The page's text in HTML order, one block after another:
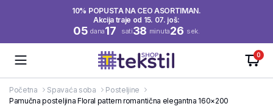
10% POPUSTA NA CEO ASORTIMAN.
Akcija traje od 15. 07. još:
05 dana17 sati38 minuta26 sek.
0
Početna Spavaća soba
Posteljine
Pamučna posteljina Floral pattern romantična elegantna 160×200